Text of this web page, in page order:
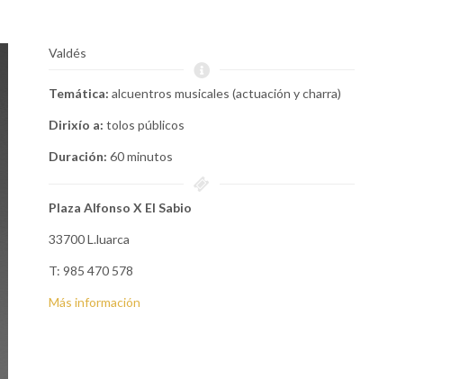
Valdés
Temática: alcuentros musicales (actuación y charra)
Dirixío a: tolos públicos
Duración: 60 minutos
Plaza Alfonso X El Sabio
33700 L.luarca
T: 985 470 578
Más información